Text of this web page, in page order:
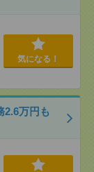
気になる！
2.6万円も